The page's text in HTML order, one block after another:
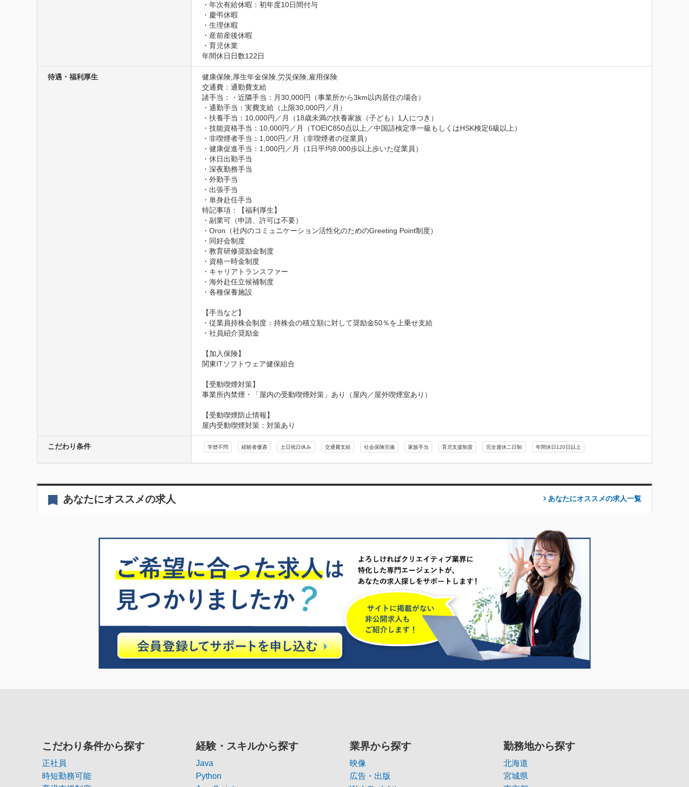
・年次有給休暇：初年度10日間付与
・慶弔休暇
・生理休暇
・産前産後休暇
・育児休業
年間休日日数122日
待遇・福利厚生
健康保険,厚生年金保険,労災保険,雇用保険
交通費：通勤費支給
諸手当：・近隣手当：月30,000円（事業所から3km以内居住の場合）
・通勤手当：実費支給（上限30,000円／月）
・扶養手当：10,000円／月（18歳未満の扶養家族（子ども）1人につき）
・技能資格手当：10,000円／月（TOEIC850点以上／中国語検定準一級もしくはHSK検定6級以上）
・非喫煙者手当：1,000円／月（非喫煙者の従業員）
・健康促進手当：1,000円／月（1日平均8,000歩以上歩いた従業員）
・休日出勤手当
・深夜勤務手当
・外勤手当
・出張手当
・単身赴任手当
特記事項：【福利厚生】
・副業可（申請、許可は不要）
・Oron（社内のコミュニケーション活性化のためのGreeting Point制度）
・同好会制度
・教育研修奨励金制度
・資格一時金制度
・キャリアトランスファー
・海外赴任立候補制度
・各種保養施設
【手当など】
・従業員持株会制度：持株会の積立額に対して奨励金50％を上乗せ支給
・社員紹介奨励金
【加入保険】
関東ITソフトウェア健保組合
【受動喫煙対策】
事業所内禁煙・「屋内の受動喫煙対策」あり（屋内／屋外喫煙室あり）
【受動喫煙防止情報】
屋内受動喫煙対策：対策あり
こだわり条件 学歴不問 経験者優遇 土日祝日休み 交通費支給 社会保険完備 家族手当 育児支援制度 完全週休二日制 年間休日120日以上
あなたにオススメの求人 あなたにオススメの求人一覧
こだわり条件から探す
正社員
時短勤務可能
経験・スキルから探す
Java
Python
業界から探す
映像
広告・出版
勤務地から探す
北海道
宮城県